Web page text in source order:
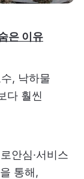
은 이유
, 낙하물
다 훨씬
안심·서비스
통해,